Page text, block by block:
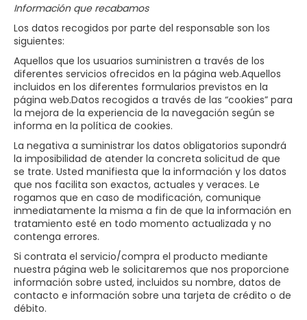
Información que recabamos
Los datos recogidos por parte del responsable son los
siguientes:
Aquellos que los usuarios suministren a través de los
diferentes servicios ofrecidos en la página web.Aquellos
incluidos en los diferentes formularios previstos en la
página web.Datos recogidos a través de las “cookies” para
la mejora de la experiencia de la navegación según se
informa en la política de cookies.
La negativa a suministrar los datos obligatorios supondrá
la imposibilidad de atender la concreta solicitud de que
se trate. Usted manifiesta que la información y los datos
que nos facilita son exactos, actuales y veraces. Le
rogamos que en caso de modificación, comunique
inmediatamente la misma a fin de que la información en
tratamiento esté en todo momento actualizada y no
contenga errores.
Si contrata el servicio/compra el producto mediante
nuestra página web le solicitaremos que nos proporcione
información sobre usted, incluidos su nombre, datos de
contacto e información sobre una tarjeta de crédito o de
débito.